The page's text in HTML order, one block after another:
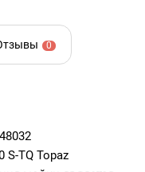
0
TQ Topaz